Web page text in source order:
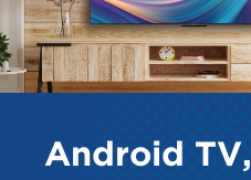
Android TV,